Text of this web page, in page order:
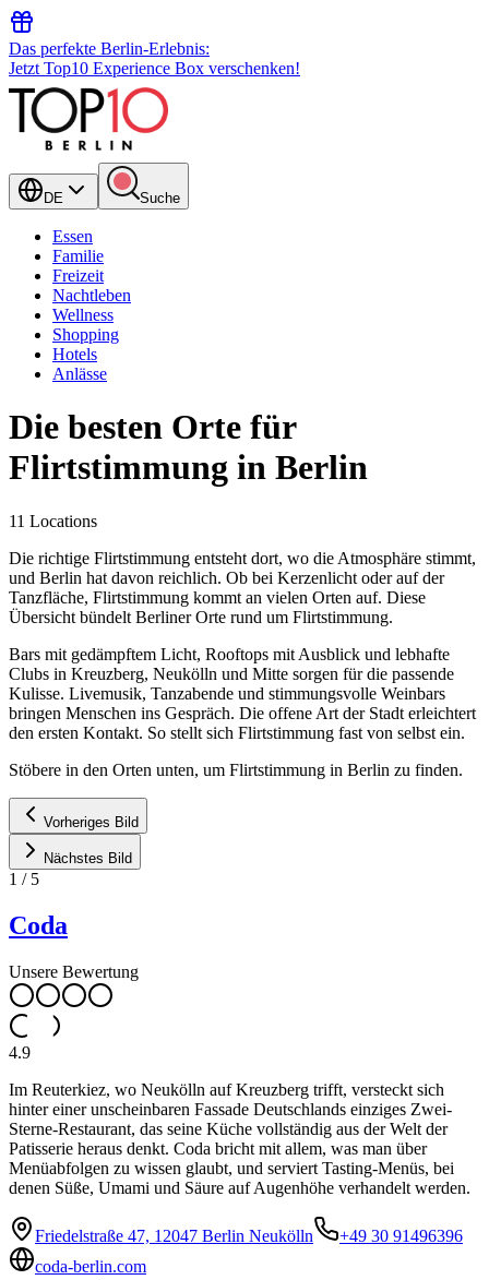
Das perfekte Berlin-Erlebnis:
Jetzt Top10 Experience Box verschenken!
DE Suche
Essen
Familie
Freizeit
Nachtleben
Wellness
Shopping
Hotels
Anlässe
Die besten Orte für
Flirtstimmung in Berlin
11 Locations
Die richtige Flirtstimmung entsteht dort, wo die Atmosphäre stimmt,
und Berlin hat davon reichlich. Ob bei Kerzenlicht oder auf der
Tanzfläche, Flirtstimmung kommt an vielen Orten auf. Diese
Übersicht bündelt Berliner Orte rund um Flirtstimmung.
Bars mit gedämpftem Licht, Rooftops mit Ausblick und lebhafte
Clubs in Kreuzberg, Neukölln und Mitte sorgen für die passende
Kulisse. Livemusik, Tanzabende und stimmungsvolle Weinbars
bringen Menschen ins Gespräch. Die offene Art der Stadt erleichtert
den ersten Kontakt. So stellt sich Flirtstimmung fast von selbst ein.
Stöbere in den Orten unten, um Flirtstimmung in Berlin zu finden.
Vorheriges Bild
Nächstes Bild
1 / 5
Coda
Unsere Bewertung
4.9
Im Reuterkiez, wo Neukölln auf Kreuzberg trifft, versteckt sich
hinter einer unscheinbaren Fassade Deutschlands einziges Zwei-
Sterne-Restaurant, das seine Küche vollständig aus der Welt der
Patisserie heraus denkt. Coda bricht mit allem, was man über
Menüabfolgen zu wissen glaubt, und serviert Tasting-Menüs, bei
denen Süße, Umami und Säure auf Augenhöhe verhandelt werden.
Friedelstraße 47, 12047 Berlin Neukölln
+49 30 91496396
coda-berlin.com